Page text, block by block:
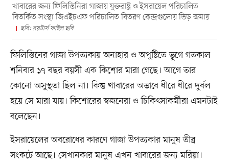
খাবারের জন্য ফিলিস্তিনিরা গাজায় যুক্তরাষ্ট্র ও ইসরায়েল পরিচালিত
বিতর্কিত সংস্থা জিএইচএফ পরিচালিত বিতরণ কেন্দ্রগুলোয় ভিড় জমায়
ছবি: রয়টার্স ফাইল ছবি
ফিলিস্তিনের গাজা উপত্যকায় অনাহার ও অপুষ্টিতে ভুগে গতকাল
শনিবার ১৭ বছর বয়সী এক কিশোর মারা গেছে। আগে তার
কোনো অসুস্থতা ছিল না। কিন্তু খাবারের অভাবে ধীরে ধীরে দুর্বল
হয়ে সে মারা যায়। কিশোরের স্বজনেরা ও চিকিৎসাকর্মীরা এমনটাই
বলেছেন।
ইসরায়েলের অবরোধের কারণে গাজা উপত্যকার মানুষ তীব্র
সংকটে আছে। সেখানকার মানুষ এখন খাবারের জন্য মরিয়া।